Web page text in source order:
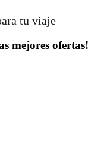
tu viaje
mejores ofertas!